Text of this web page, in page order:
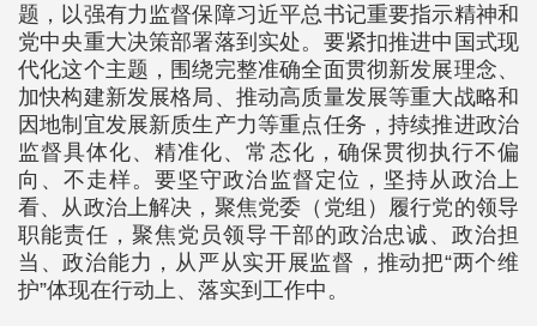
题，以强有力监督保障习近平总书记重要指示精神和
党中央重大决策部署落到实处。要紧扣推进中国式现
代化这个主题，围绕完整准确全面贯彻新发展理念、
加快构建新发展格局、推动高质量发展等重大战略和
因地制宜发展新质生产力等重点任务，持续推进政治
监督具体化、精准化、常态化，确保贯彻执行不偏
向、不走样。要坚守政治监督定位，坚持从政治上
看、从政治上解决，聚焦党委（党组）履行党的领导
职能责任，聚焦党员领导干部的政治忠诚、政治担
当、政治能力，从严从实开展监督，推动把“两个维
护”体现在行动上、落实到工作中。